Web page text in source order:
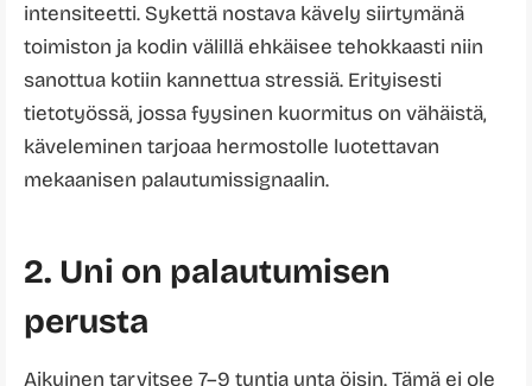
intensiteetti. Sykettä nostava kävely siirtymänä
toimiston ja kodin välillä ehkäisee tehokkaasti niin
sanottua kotiin kannettua stressiä. Erityisesti
tietotyössä, jossa fyysinen kuormitus on vähäistä,
käveleminen tarjoaa hermostolle luotettavan
mekaanisen palautumissignaalin.
2. Uni on palautumisen
perusta
Aikuinen tarvitsee 7–9 tuntia unta öisin. Tämä ei ole